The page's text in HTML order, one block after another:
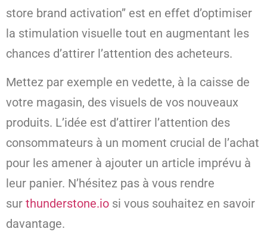
store brand activation’’ est en effet d’optimiser
la stimulation visuelle tout en augmentant les
chances d’attirer l’attention des acheteurs.
Mettez par exemple en vedette, à la caisse de
votre magasin, des visuels de vos nouveaux
produits. L’idée est d’attirer l’attention des
consommateurs à un moment crucial de l’achat
pour les amener à ajouter un article imprévu à
leur panier. N’hésitez pas à vous rendre
sur thunderstone.io si vous souhaitez en savoir
davantage.